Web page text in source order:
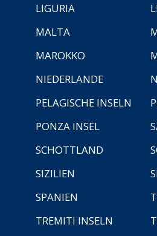
LIGURIA
MALTA
MAROKKO
NIEDERLANDE
PELAGISCHE INSELN
PONZA INSEL
SCHOTTLAND
SIZILIEN
SPANIEN
TREMITI INSELN